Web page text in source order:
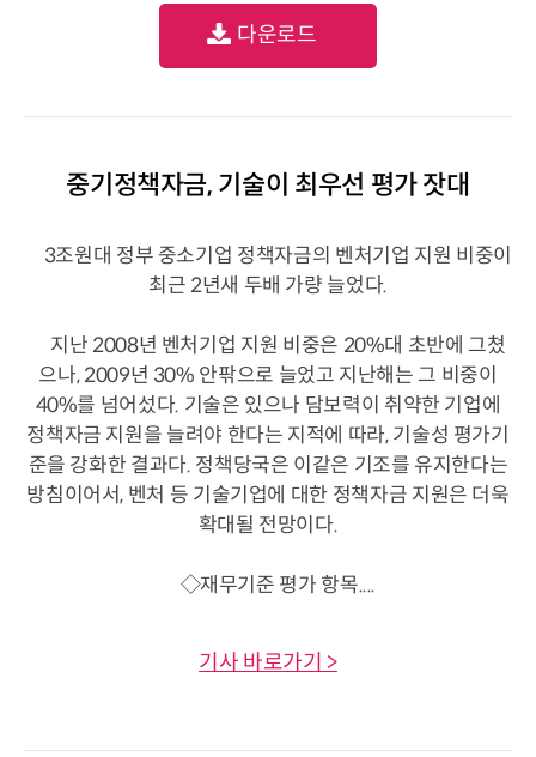
다운로드
중기정책자금, 기술이 최우선 평가 잣대
3조원대 정부 중소기업 정책자금의 벤처기업 지원 비중이
최근 2년새 두배 가량 늘었다.
지난 2008년 벤처기업 지원 비중은 20%대 초반에 그쳤
으나, 2009년 30% 안팎으로 늘었고 지난해는 그 비중이
40%를 넘어섰다. 기술은 있으나 담보력이 취약한 기업에
정책자금 지원을 늘려야 한다는 지적에 따라, 기술성 평가기
준을 강화한 결과다. 정책당국은 이같은 기조를 유지한다는
방침이어서, 벤처 등 기술기업에 대한 정책자금 지원은 더욱
확대될 전망이다.
◇재무기준 평가 항목....
기사 바로가기 >